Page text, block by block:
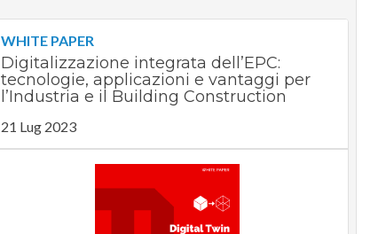
WHITE PAPER
Digitalizzazione integrata dell’EPC:
tecnologie, applicazioni e vantaggi per
l’Industria e il Building Construction
21 Lug 2023